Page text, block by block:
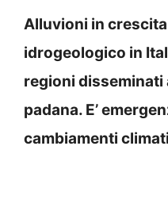
Alluvioni in
idrogeologico in
regioni disseminati
padana. E’
cambiamenti